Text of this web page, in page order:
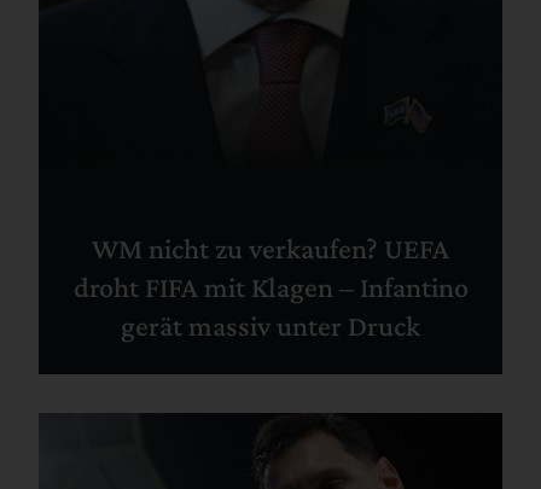
WM nicht zu verkaufen? UEFA
droht FIFA mit Klagen – Infantino
gerät massiv unter Druck